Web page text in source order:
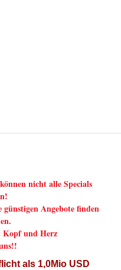
nicht alle Specials
Angebote finden
und Herz
als 1,0Mio USD